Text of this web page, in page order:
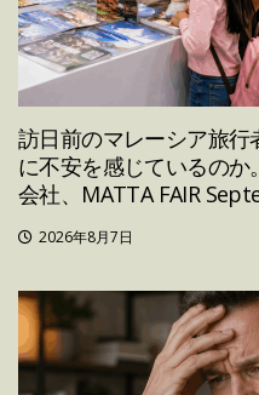
訪日前のマレーシア旅
に不安を感じているの
会社、MATTA FAIR
2026年8月7日